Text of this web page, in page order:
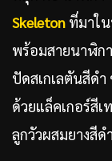
Skeleton ที่มาใ
พร้อมสายนาฬิก
ปัดสเกเลตันสีด
ด้วยแล็คเกอร์สี
ลูกวัวผสมยางสีดำ